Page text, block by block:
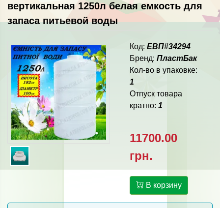
вертикальная 1250л белая емкость для
запаса питьевой воды
Код: ЕВП#34294
Бренд: ПластБак
Кол-во в упаковке:
1
Отпуск товара
кратно: 1
11700.00
грн.
В корзину